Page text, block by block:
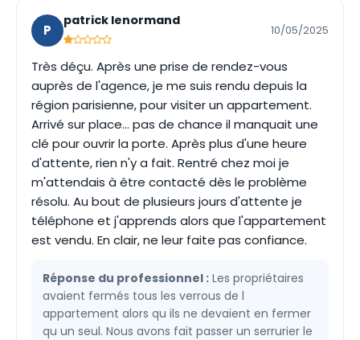
P
patrick lenormand
10/05/2025
Très déçu. Après une prise de rendez-vous
auprès de l'agence, je me suis rendu depuis la
région parisienne, pour visiter un appartement.
Arrivé sur place... pas de chance il manquait une
clé pour ouvrir la porte. Après plus d'une heure
d'attente, rien n'y a fait. Rentré chez moi je
m'attendais à être contacté dès le problème
résolu. Au bout de plusieurs jours d'attente je
téléphone et j'apprends alors que l'appartement
est vendu. En clair, ne leur faite pas confiance.
Réponse du professionnel : Les propriétaires
avaient fermés tous les verrous de l
appartement alors qu ils ne devaient en fermer
qu un seul. Nous avons fait passer un serrurier le